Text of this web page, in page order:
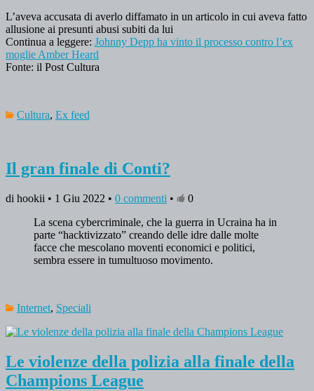
L’aveva accusata di averlo diffamato in un articolo in cui aveva fatto
allusione ai presunti abusi subiti da lui
Continua a leggere: Johnny Depp ha vinto il processo contro l’ex
moglie Amber Heard
Fonte: il Post Cultura
Cultura, Ex feed
Il gran finale di Conti?
di hookii • 1 Giu 2022 • 0 commenti •
0
La scena cybercriminale, che la guerra in Ucraina ha in
parte “hacktivizzato” creando delle idre dalle molte
facce che mescolano moventi economici e politici,
sembra essere in tumultuoso movimento.
Internet, Speciali
Le violenze della polizia alla finale della
Champions League